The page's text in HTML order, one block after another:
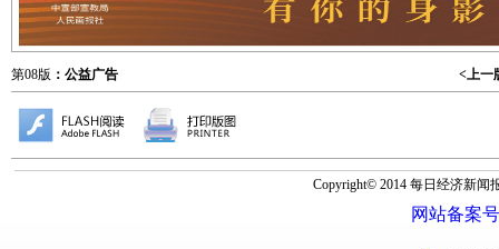
第08版 ：公益广告 <上一
Copyright© 2014 每日经济新
网站备案